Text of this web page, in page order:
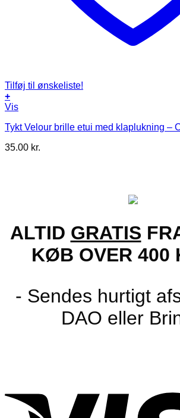
Tilføj til ønskeliste!
+
Vis
Tykt Velour brille etui med klaplukning –
35.00 kr.
ALTID GRATIS
KØB OVER 400
- Sendes hurtigt
DAO eller